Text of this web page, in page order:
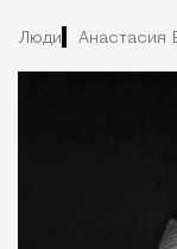
Люди Анастасия